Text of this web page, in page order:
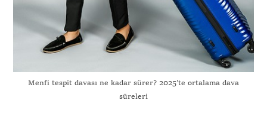
Menfi tespit davası ne kadar sürer? 2025’te ortalama dava
süreleri